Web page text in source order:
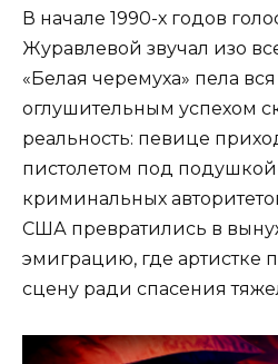
В начале 1990-х годов
Журавлевой звучал изо
«Белая черемуха» пела
оглушительным успехом
реальность: певице
пистолетом под подушкой
криминальных
США превратились в
эмиграцию, где артистке
сцену ради спасения